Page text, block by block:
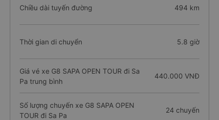
Chiều dài tuyến đường 494 km
Thời gian di chuyển 5.8 giờ
Giá vé xe G8 SAPA OPEN TOUR đi Sa
Pa trung bình
440.000 VNĐ
Số lượng chuyến xe G8 SAPA OPEN
TOUR đi Sa Pa
24 chuyến